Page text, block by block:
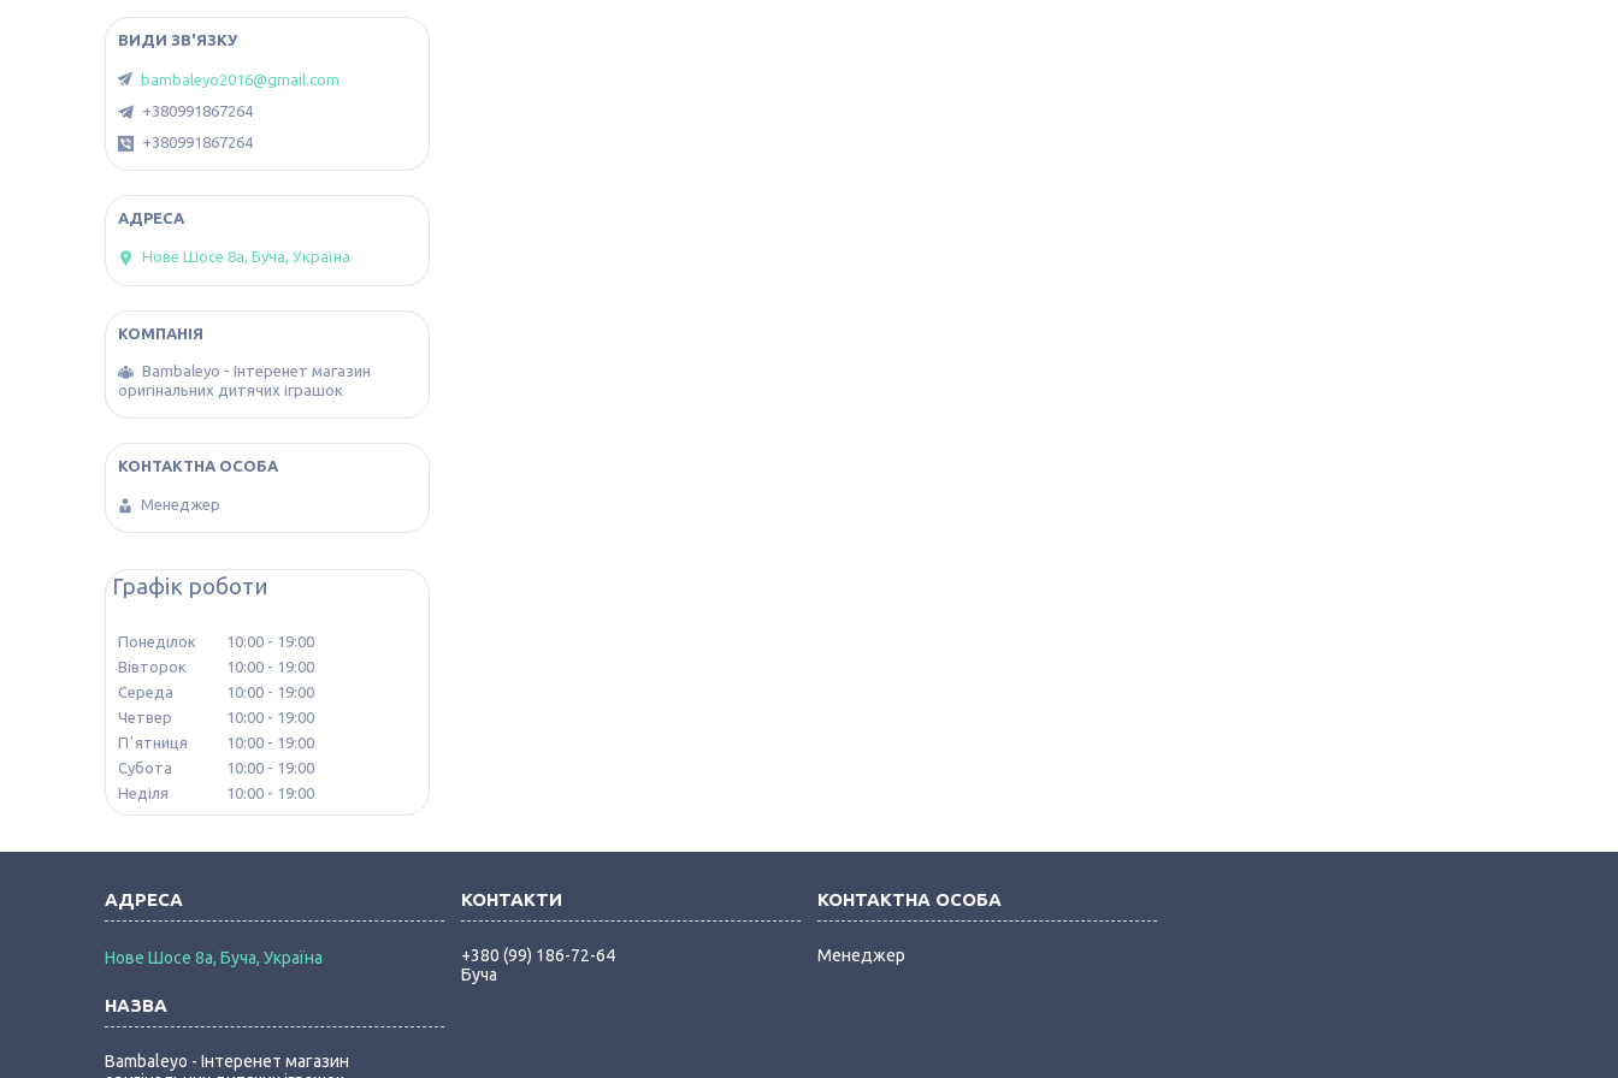
bambaleyo2016@gmail.com
+380991867264
+380991867264
Нове Шосе 8а, Буча, Україна
Bambaleyo - Інтеренет магазин
оригінальних дитячих іграшок
Менеджер
Графік роботи
Понеділок 10:00
19:00
Вівторок
10:00
19:00
Середа
10:00
19:00
Четвер
10:00
19:00
Пʼятниця
10:00
19:00
Субота
10:00
19:00
Неділя
10:00 19:00
Нове Шосе 8а, Буча, Україна
Bambaleyo - Інтеренет магазин
+380 (99) 186-72-64
Буча
Менеджер